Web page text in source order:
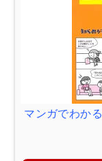
マンガでわ